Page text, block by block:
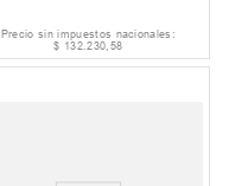
Precio sin impuestos nacionales:
$ 132.230,58